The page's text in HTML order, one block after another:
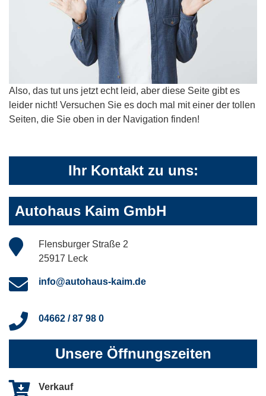
Also, das tut uns jetzt echt leid, aber diese Seite gibt es
leider nicht! Versuchen Sie es doch mal mit einer der tollen
Seiten, die Sie oben in der Navigation finden!
Ihr Kontakt zu uns:
Autohaus Kaim GmbH
Flensburger Straße 2
25917 Leck
info@autohaus-kaim.de
04662 / 87 98 0
Unsere Öffnungszeiten
Verkauf